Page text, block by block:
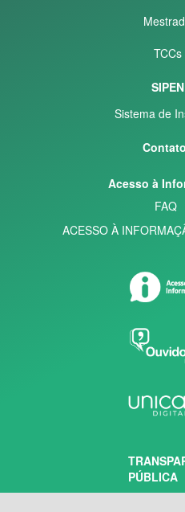
TCCs
SIPEN
Sistema de
Acesso à
FAQ
ACESSO À
PÚBLICA